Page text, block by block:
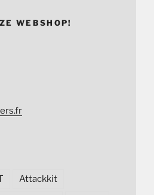
WEBSHOP!
Attackkit